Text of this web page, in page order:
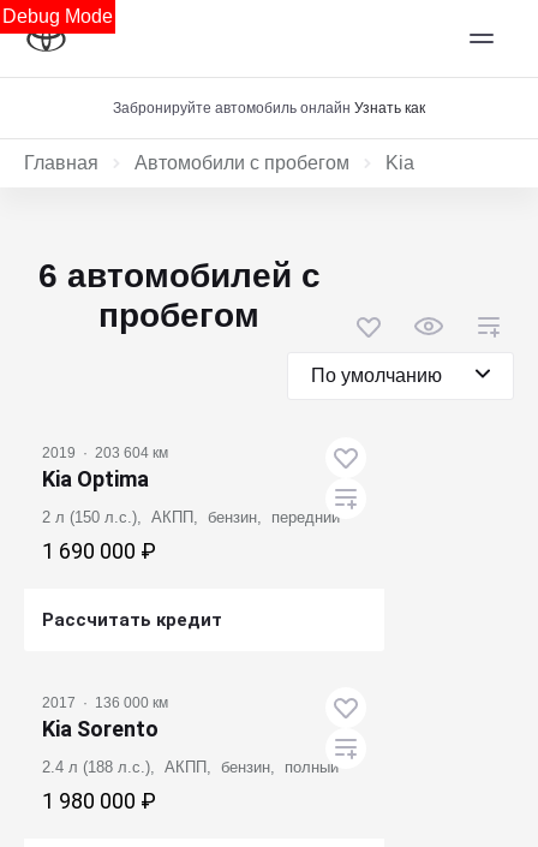
Debug Mode
Забронируйте автомобиль онлайн Узнать как
Главная Автомобили с пробегом Kia
6 автомобилей с
пробегом
По умолчанию
2019 · 203 604 км
Kia Optima
2 л (150 л.с.), АКПП, бензин, передний
1 690 000 ₽
Рассчитать кредит
2017 · 136 000 км
Kia Sorento
2.4 л (188 л.с.), АКПП, бензин, полный
1 980 000 ₽